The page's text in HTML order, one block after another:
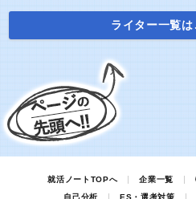
ライター一覧は
就活ノートTOPへ 企業一覧
自己分析
ES・選考対策